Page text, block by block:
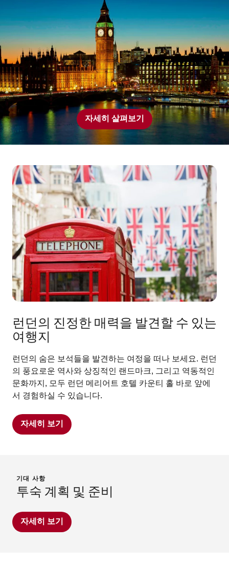
자세히 살펴보기
런던의 진정한 매력을 발견할 수 있는
여행지
런던의 숨은 보석들을 발견하는 여정을 떠나 보세요. 런던
의 풍요로운 역사와 상징적인 랜드마크, 그리고 역동적인
문화까지, 모두 런던 메리어트 호텔 카운티 홀 바로 앞에
서 경험하실 수 있습니다.
자세히 보기
기대 사항
투숙 계획 및 준비
자세히 보기